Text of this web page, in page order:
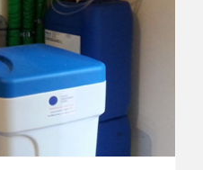
per il
delle